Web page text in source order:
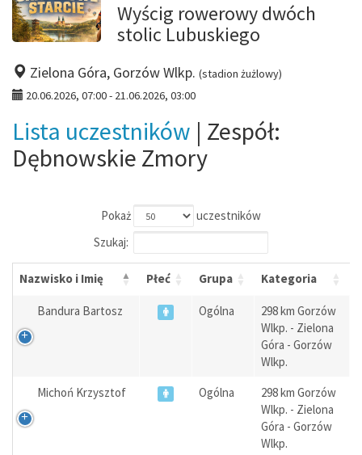
Wyścig rowerowy dwóch
stolic Lubuskiego
Zielona Góra, Gorzów Wlkp. (stadion żużlowy)
20.06.2026, 07:00 - 21.06.2026, 03:00
Lista uczestników | Zespół:
Dębnowskie Zmory
Pokaż
uczestników
Szukaj:
Nazwisko i Imię Płeć Grupa Kategoria
Bandura Bartosz Ogólna
298 km Gorzów
Wlkp. - Zielona
Góra - Gorzów
Wlkp.
Michoń Krzysztof
Ogólna
298 km Gorzów
Wlkp. - Zielona
Góra - Gorzów
Wlkp.